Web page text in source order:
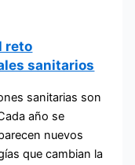
reto
sanitarios
sanitarias son
año se
nuevos
que cambian la